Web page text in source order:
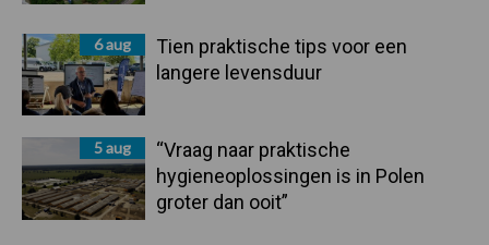
6 aug
Tien praktische tips voor een
langere levensduur
5 aug
“Vraag naar praktische
hygieneoplossingen is in Polen
groter dan ooit”